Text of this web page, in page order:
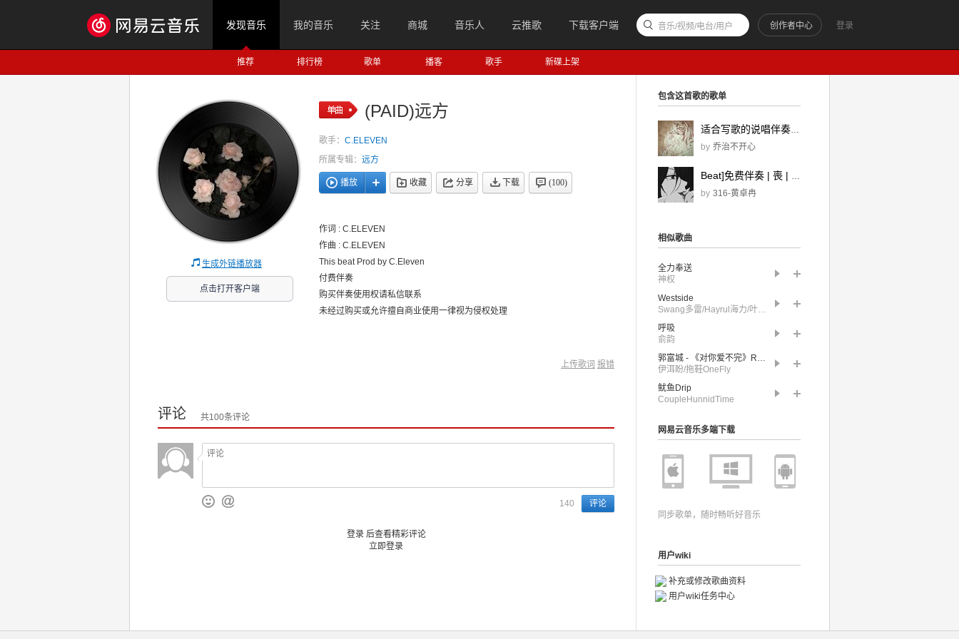
发现音乐 我的音乐 关注 商城 音乐人 云推歌 下载客户端 登录
创作者中心
音乐/视频/电台/用户
推荐 排行榜 歌单 播客 歌手 新碟上架